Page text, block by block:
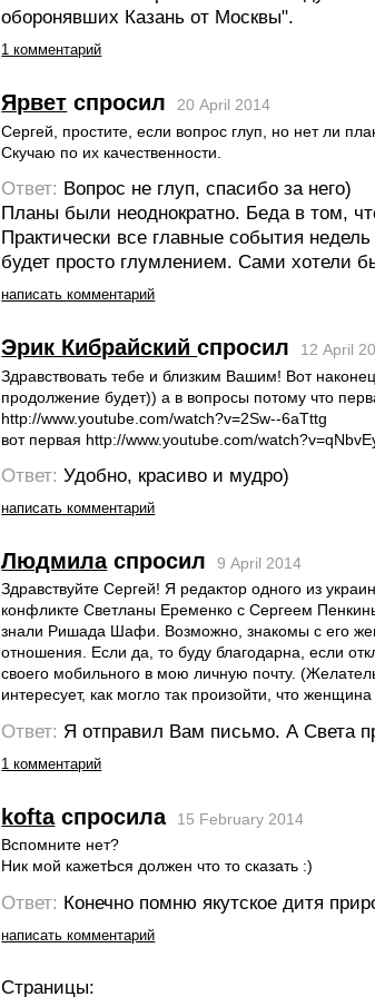
оборонявших Казань от Москвы".
1 комментарий
Ярвет спросил
20 April 2014
Сергей, простите, если вопрос глуп, но нет ли
Скучаю по их качественности.
Ответ: Вопрос не глуп, спасибо за него)
Планы были неоднократно. Беда в том,
Практически все главные события
будет просто глумлением. Сами хотели
написать комментарий
Эрик Кибрайскийспросил
12 April
Здравствовать тебе и близким Вашим! Вот
продолжение будет)) а в вопросы потому что
http://www.youtube.com/watch?v=2Sw--6aTttg
вот первая http://www.youtube.com/
Ответ:Удобно, красиво и мудро)
написать комментарий
Людмиласпросил
9 April 2014
Здравствуйте Сергей! Я редактор одного из
конфликте Светланы Еременко с Сергеем
знали Ришада Шафи. Возможно, знакомы с его
отношения. Если да, то буду благодарна, если
своего мобильного в мою личную почту.
интересует, как могло так произойти, что
Ответ: Я отправил Вам письмо. А Света
1 комментарий
koftaспросила
15 February 2014
Вспомните нет?
Ник мой кажетЬся должен что то сказать :)
Ответ: Конечно помню якутское дитя
написать комментарий
Страницы: